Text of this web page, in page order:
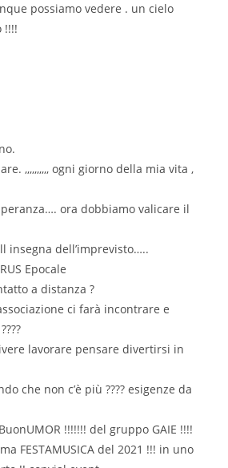
possiamo vedere . un cielo
!!!!
,,,,,,,,,, ogni giorno della mia vita ,
ora dobbiamo valicare il
insegna dell’imprevisto…..
Epocale
a distanza ?
ci farà incontrare e
lavorare pensare divertirsi in
che non c’è più ???? esigenze da
!!!!!!! del gruppo GAIE !!!!
FESTAMUSICA del 2021 !!! in uno